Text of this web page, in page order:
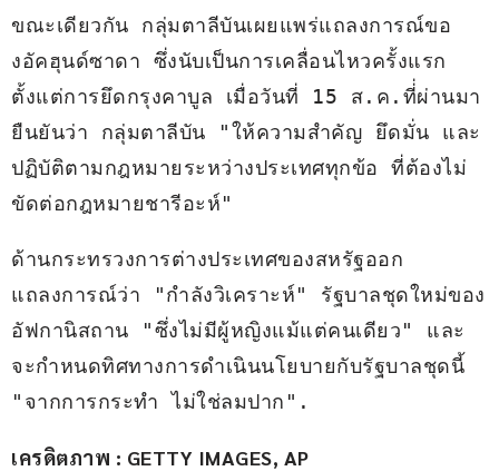
ขณะเดียวกัน กลุ่มตาลีบันเผยแพร่แถลงการณ์ขอ
งอัคฮุนด์ซาดา ซึ่งนับเป็นการเคลื่อนไหวครั้งแรก
ตั้งแต่การยึดกรุงคาบูล เมื่อวันที่ 15 ส.ค.ที่่ผ่านมา
ยืนยันว่า กลุ่มตาลีบัน "ให้ความสำคัญ ยึดมั่น และ
ปฏิบัติตามกฎหมายระหว่างประเทศทุกข้อ ที่ต้องไม่
ขัดต่อกฎหมายชารีอะห์"
ด้านกระทรวงการต่างประเทศของสหรัฐออก
แถลงการณ์ว่า "กำลังวิเคราะห์" รัฐบาลชุดใหม่ของ
อัฟกานิสถาน "ซึ่งไม่มีผู้หญิงแม้แต่คนเดียว" และ
จะกำหนดทิศทางการดำเนินนโยบายกับรัฐบาลชุดนี้
"จากการกระทำ ไม่ใช่ลมปาก".
เครดิตภาพ : GETTY IMAGES, AP